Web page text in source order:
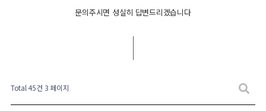
문의주시면 성실히 답변드리겠습니다
Total 45건 3 페이지